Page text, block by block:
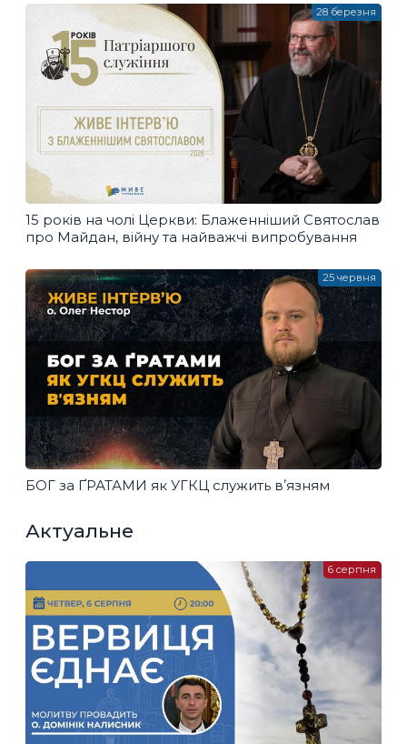
15 років на чолі Церкви: Блаженніший Святослав
про Майдан, війну та найважчі випробування
28 березня
БОГ за ҐРАТАМИ як УГКЦ служить вʼязням
25 червня
Актуальне
6 серпня